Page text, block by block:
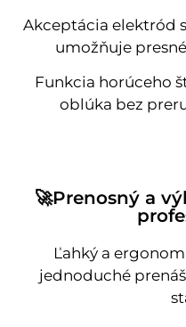
Akceptácia elektród
umožňuje
Funkcia horúceho
oblúka bez
🚀Prenosný a
Ľahký a
jednoduché